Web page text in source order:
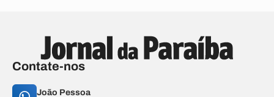
Contate-nos
João Pessoa